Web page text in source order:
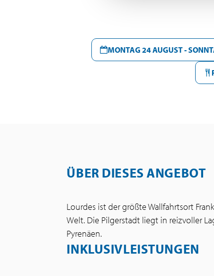
MONTAG 24 AUGUST -
ÜBER DIESES ANGEBOT
Lourdes ist der größte Wallfahrtsort
Welt. Die Pilgerstadt liegt in reizvoller
Pyrenäen.
INKLUSIVLEISTUNGEN